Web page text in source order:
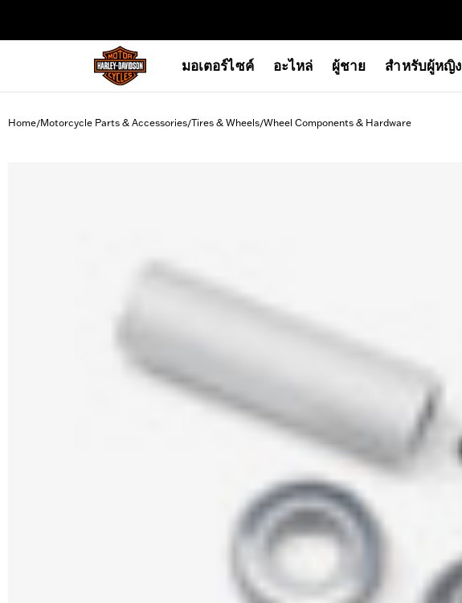
มอเตอร์ไซค์ อะไหล่ ผู้ชาย สำหรับผู้หญิง
Home/Motorcycle Parts & Accessories/Tires & Wheels/Wheel Components & Hardware